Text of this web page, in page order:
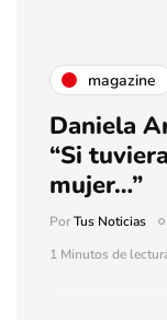
magazine
Daniela
“Si
mujer…”
PorTus Noticias
1 Minutos de